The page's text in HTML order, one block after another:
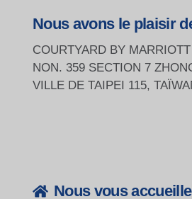
Nous avons le plaisir
COURTYARD BY
NON. 359 SECTION 7
VILLE DE TAIPEI 115,
Nous vous